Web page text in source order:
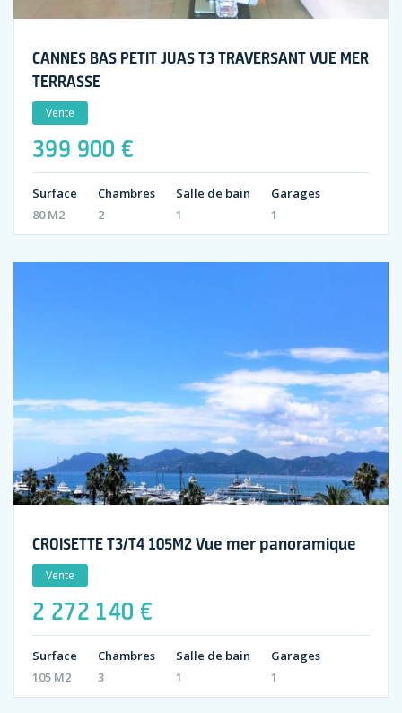
CANNES BAS PETIT JUAS T3 TRAVERSANT VUE MER
TERRASSE
Vente
399 900 €
Surface
80 M2
Chambres
2
Salle de bain
1
Garages
1
CROISETTE T3/T4 105M2 Vue mer panoramique
Vente
2 272 140 €
Surface
105 M2
Chambres
3
Salle de bain
1
Garages
1